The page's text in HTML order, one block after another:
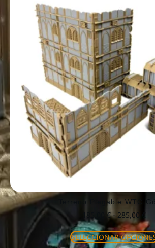
Terreno Plegable WTC
185,00 € - 285,00
SELECCIONAR